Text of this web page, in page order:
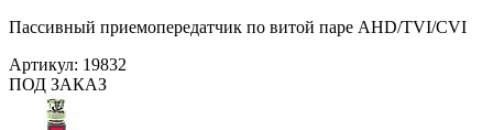
Пассивный приемопередатчик по витой паре AHD/TVI/CVI
Артикул: 19832
ПОД ЗАКАЗ